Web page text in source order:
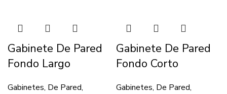
Gabinete De Pared
Fondo Largo
Gabinetes, De Pared,
Gabinete De Pared
Fondo Corto
Gabinetes, De Pared,